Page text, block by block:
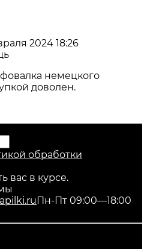
2024 18:26
немецкого
доволен.
обработки
вас в курсе.
Пн-Пт 09:00—18:00